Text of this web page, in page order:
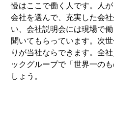
慢はここで働く人です。人
会社を選んで、充実した会
い、会社説明会には現場で
聞いてもらっています。次
りが当社ならできます。全
ックグループで「世界一の
しょう。